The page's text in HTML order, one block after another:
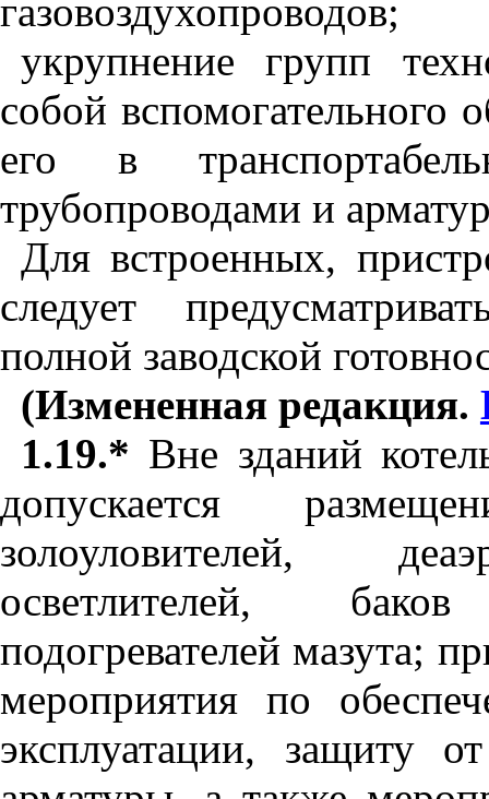
газовоздухопроводов;
укрупнение групп
собой вспомогательного
его в
трубопроводами и
Для встроенных,
следует
полной заводской
(Измененная редакция.
1.19.* Вне зданий
допускается
золоуловителей,
осветлителей,
подогревателей мазута;
мероприятия по
эксплуатации, защиту